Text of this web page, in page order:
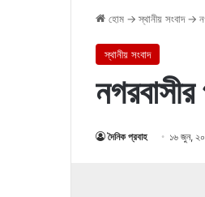
হোম → স্থানীয় সংবাদ →
স্থানীয় সংবাদ
দৈনিক প্রবাহ ১৬ জুন,